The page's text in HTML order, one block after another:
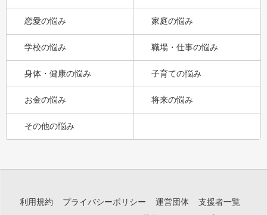
恋愛の悩み 家庭の悩み
学校の悩み 職場・仕事の悩み
身体・健康の悩み 子育ての悩み
お金の悩み 将来の悩み
その他の悩み
利用規約 プライバシーポリシー 運営団体
支援者一覧